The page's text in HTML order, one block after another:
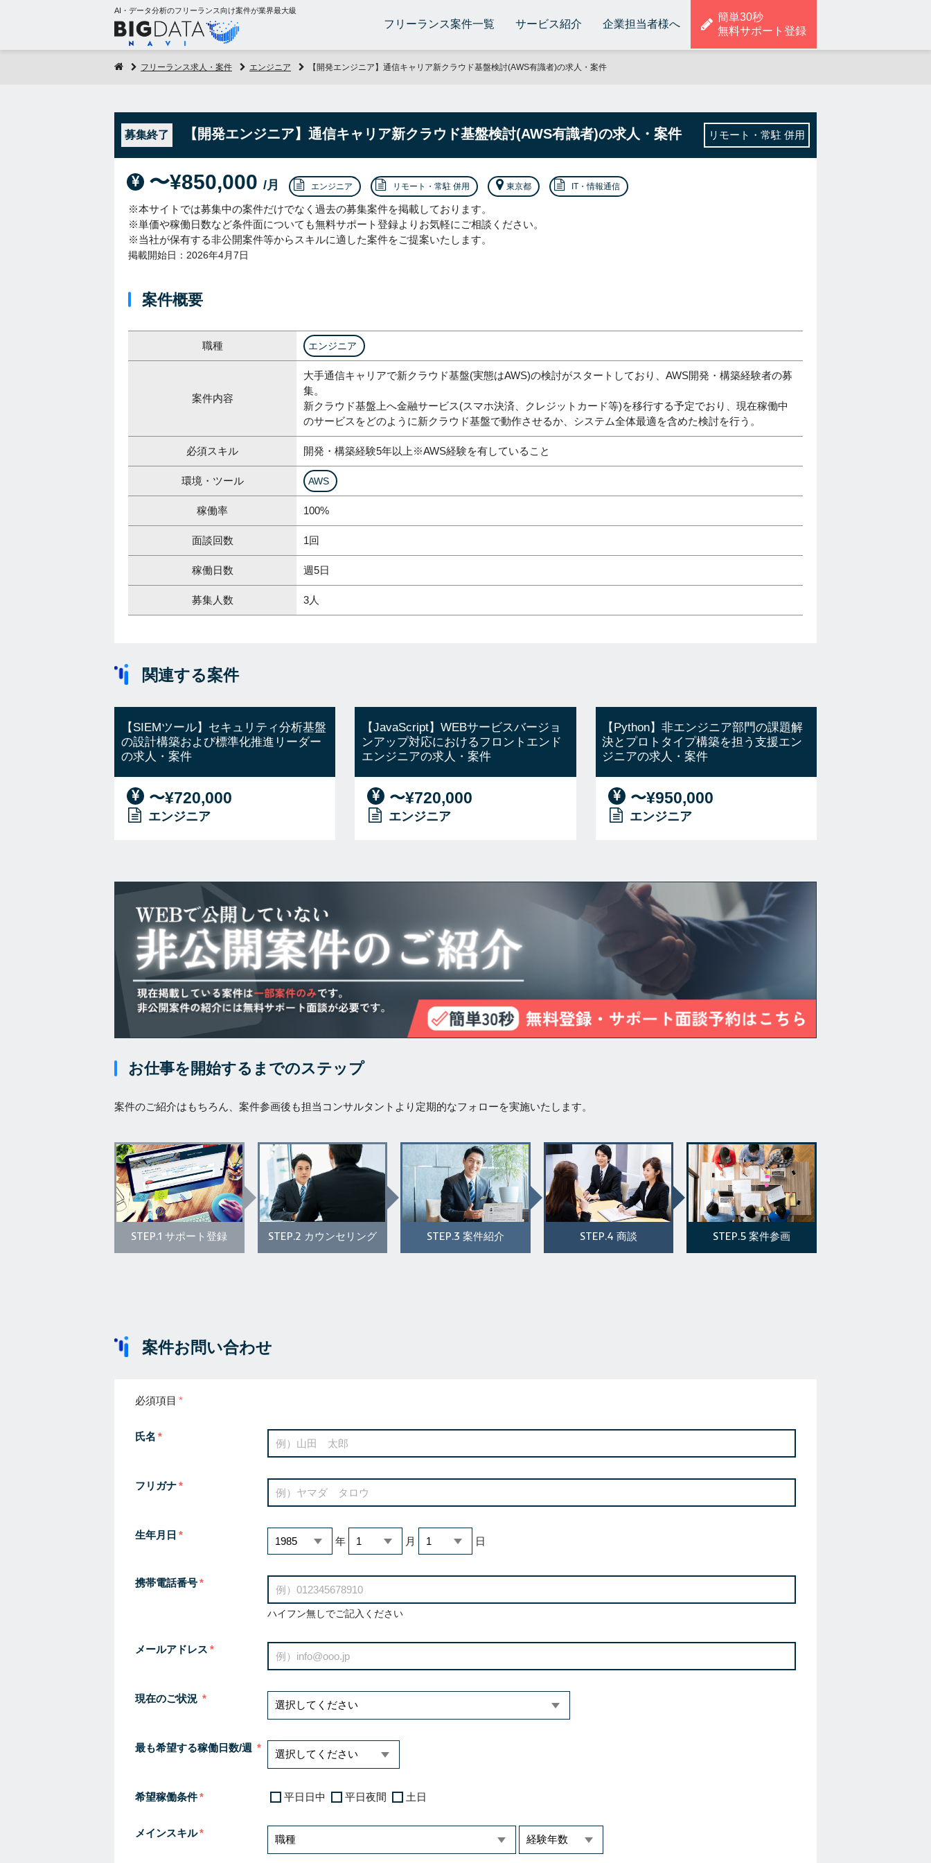
AI・データ分析のフリーランス向け案件が業界最大級
フリーランス案件一覧 サービス紹介 企業担当者様へ
簡単30秒
無料サポート登録
フリーランス求人・案件 エンジニア 【開発エンジニア】通信キャリア新クラウド基盤検討(AWS有識者)の求人・案件
募集終了 【開発エンジニア】通信キャリア新クラウド基盤検討(AWS有識者)の求人・案件 リモート・常駐 併用
〜¥850,000 /月 エンジニア リモート・常駐 併用 東京都 IT・情報通信
※本サイトでは募集中の案件だけでなく過去の募集案件を掲載しております。
※単価や稼働日数など条件面についても無料サポート登録よりお気軽にご相談ください。
※当社が保有する非公開案件等からスキルに適した案件をご提案いたします。
掲載開始日：2026年4月7日
案件概要
職種 エンジニア
案件内容
大手通信キャリアで新クラウド基盤(実態はAWS)の検討がスタートしており、AWS開発・構築経験者の募
集。
新クラウド基盤上へ金融サービス(スマホ決済、クレジットカード等)を移行する予定でおり、現在稼働中
のサービスをどのように新クラウド基盤で動作させるか、システム全体最適を含めた検討を行う。
必須スキル 開発・構築経験5年以上※AWS経験を有していること
環境・ツール AWS
稼働率 100%
面談回数 1回
稼働日数 週5日
募集人数 3人
関連する案件
【SIEMツール】セキュリティ分析基盤
の設計構築および標準化推進リーダー
の求人・案件
〜¥720,000
エンジニア
【JavaScript】WEBサービスバージョ
ンアップ対応におけるフロントエンド
エンジニアの求人・案件
〜¥720,000
エンジニア
【Python】非エンジニア部門の課題解
決とプロトタイプ構築を担う支援エン
ジニアの求人・案件
〜¥950,000
エンジニア
お仕事を開始するまでのステップ
案件のご紹介はもちろん、案件参画後も担当コンサルタントより定期的なフォローを実施いたします。
STEP.1 サポート登録 STEP.2 カウンセリング STEP.3 案件紹介 STEP.4 商談 STEP.5 案件参画
案件お問い合わせ
必須項目
氏名
フリガナ
生年月日
年 月 日
携帯電話番号
ハイフン無しでご記入ください
メールアドレス
現在のご状況
最も希望する稼働日数/週
希望稼働条件 平日日中 平日夜間 土日
メインスキル